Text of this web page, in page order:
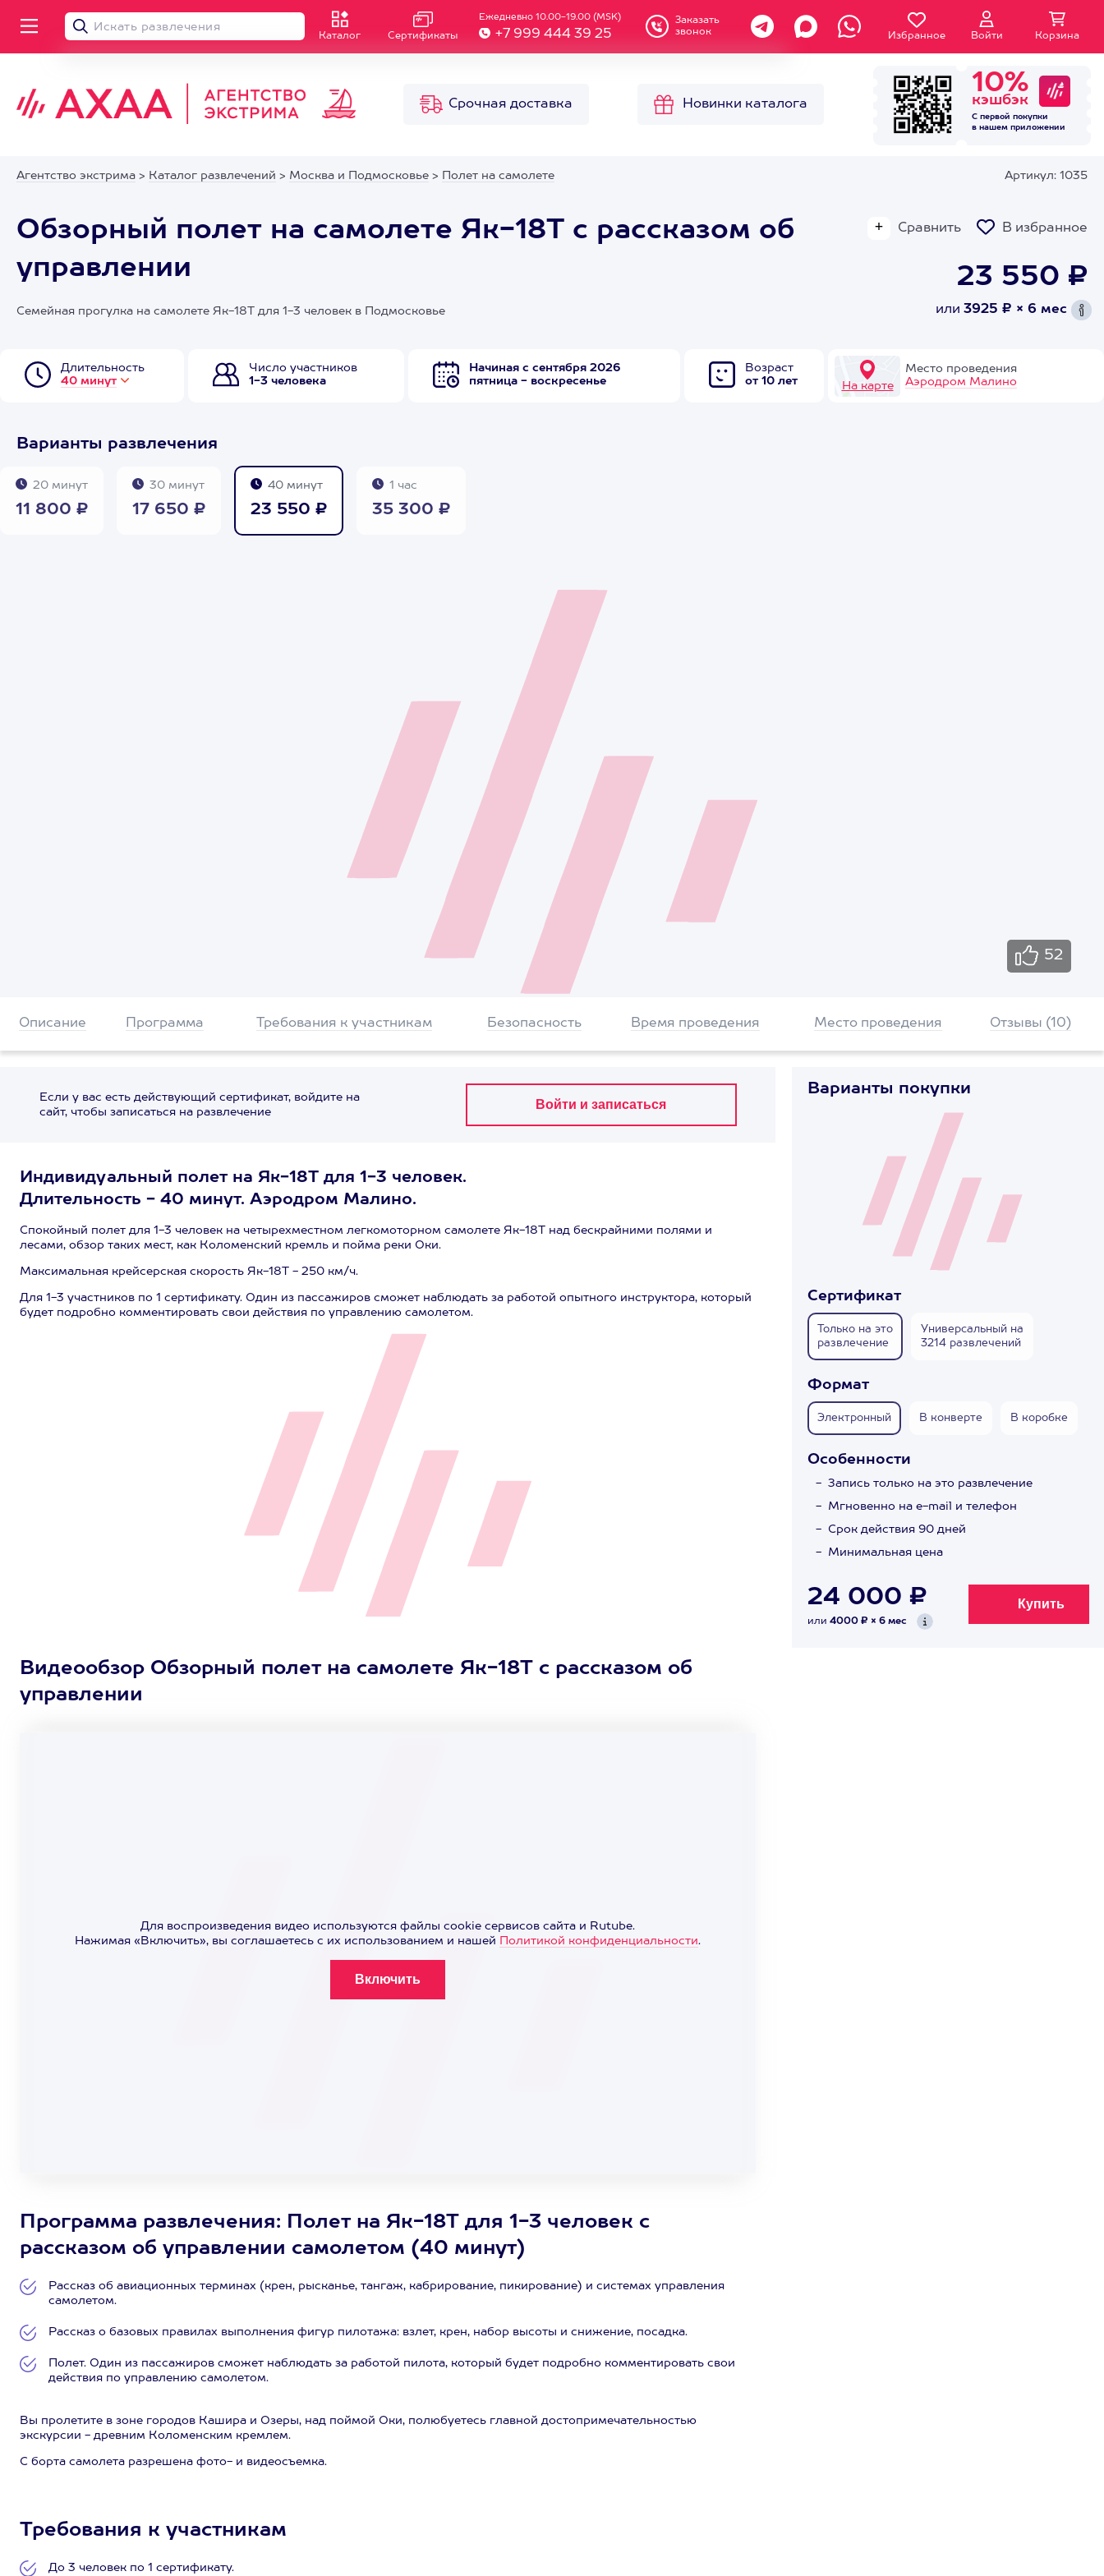
Каталог Сертификаты
Ежедневно 10.00-19.00 (MSK)
+7 999 444 39 25
Заказать
звонок
Избранное Войти Корзина
Срочная доставка Новинки каталога
10%
кэшбэк
С первой покупки
в нашем приложении
Агентство экстрима > Каталог развлечений > Москва и Подмосковье > Полет на самолете Артикул: 1035
Обзорный полет на самолете Як-18Т с рассказом об
управлении
Сравнить В избранное
23 550 ₽
или 3925 ₽ × 6 мес
Семейная прогулка на самолете Як-18Т для 1-3 человек в Подмосковье
Длительность
40 минут
Число участников
1-3 человека
Начиная с сентября 2026
пятница - воскресенье
Возраст
от 10 лет
На карте
Место проведения
Аэродром Малино
Варианты развлечения
20 минут
11 800 ₽
30 минут
17 650 ₽
40 минут
23 550 ₽
1 час
35 300 ₽
52
Описание Программа Требования к участникам Безопасность Время проведения Место проведения Отзывы (10)
Если у вас есть действующий сертификат, войдите на
сайт, чтобы записаться на развлечение
Индивидуальный полет на Як-18Т для 1-3 человек.
Длительность - 40 минут. Аэродром Малино.
Спокойный полет для 1-3 человек на четырехместном легкомоторном самолете Як-18Т над бескрайними полями и
лесами, обзор таких мест, как Коломенский кремль и пойма реки Оки.
Максимальная крейсерская скорость Як-18Т - 250 км/ч.
Для 1-3 участников по 1 сертификату. Один из пассажиров сможет наблюдать за работой опытного инструктора, который
будет подробно комментировать свои действия по управлению самолетом.
Видеообзор Обзорный полет на самолете Як-18Т с рассказом об
управлении
Для воспроизведения видео используются файлы cookie сервисов сайта и Rutube.
Нажимая «Включить», вы соглашаетесь с их использованием и нашей Политикой конфиденциальности.
Программа развлечения: Полет на Як-18Т для 1-3 человек с
рассказом об управлении самолетом (40 минут)
Рассказ об авиационных терминах (крен, рысканье, тангаж, кабрирование, пикирование) и системах управления
самолетом.
Рассказ о базовых правилах выполнения фигур пилотажа: взлет, крен, набор высоты и снижение, посадка.
Полет. Один из пассажиров сможет наблюдать за работой пилота, который будет подробно комментировать свои
действия по управлению самолетом.
Вы пролетите в зоне городов Кашира и Озеры, над поймой Оки, полюбуетесь главной достопримечательностью
экскурсии - древним Коломенским кремлем.
С борта самолета разрешена фото- и видеосъемка.
Требования к участникам
До 3 человек по 1 сертификату.
Варианты покупки
Сертификат
Только на это
развлечение
Универсальный на
3214 развлечений
Формат
Электронный В конверте В коробке
Особенности
Запись только на это развлечение
Мгновенно на e-mail и телефон
Срок действия 90 дней
Минимальная цена
24 000 ₽
или 4000 ₽ × 6 мес